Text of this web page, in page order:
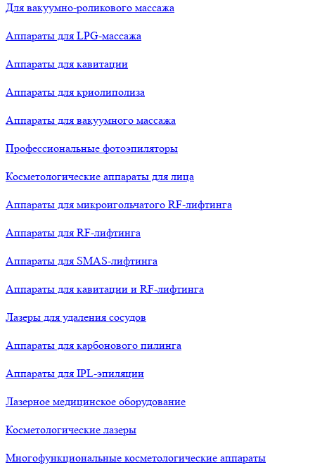
Для вакуумно-роликового массажа
Аппараты для LPG-массажа
Аппараты для кавитации
Аппараты для криолиполиза
Аппараты для вакуумного массажа
Профессиональные фотоэпиляторы
Косметологические аппараты для лица
Аппараты для микроигольчатого RF-лифтинга
Аппараты для RF-лифтинга
Аппараты для SMAS-лифтинга
Аппараты для кавитации и RF-лифтинга
Лазеры для удаления сосудов
Аппараты для карбонового пилинга
Аппараты для IPL-эпиляции
Лазерное медицинское оборудование
Косметологические лазеры
Многофункциональные косметологические аппараты